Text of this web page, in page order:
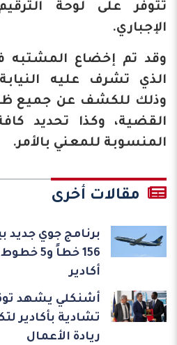
تتوفر على لوحة
الإجباري.
وقد تم إخضاع المشتبه
الذي تشرف عليه
وذلك للكشف عن جميع
القضية، وكذا تحديد
المنسوبة للمعني بالأمر.
مقالات أخرى
برنامج جوي جديد
156 خطاً
أكادير
أشنكلي يشهد
ريادة الأعمال